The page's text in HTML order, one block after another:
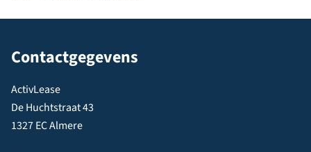
Contactgegevens
ActivLease
De Huchtstraat 43
1327 EC Almere